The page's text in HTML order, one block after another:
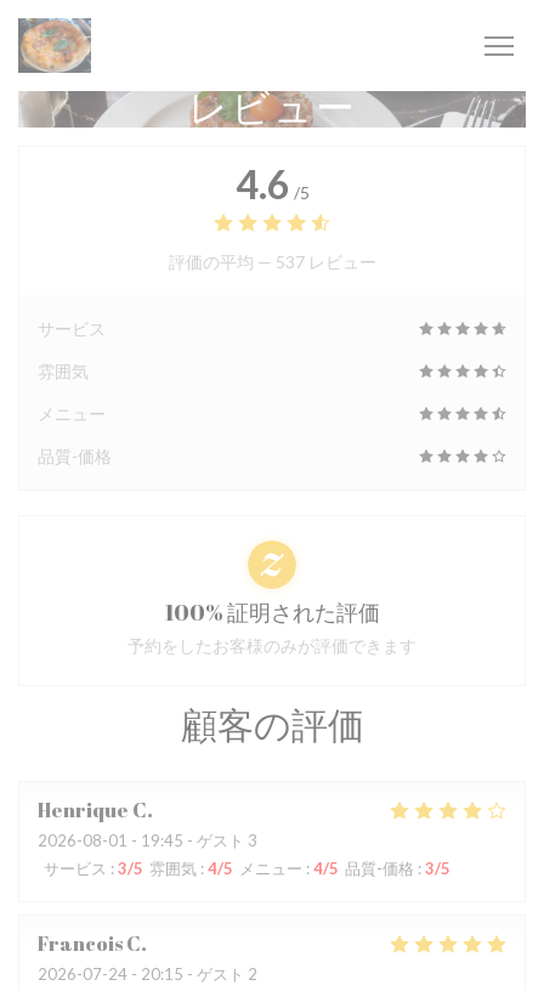
クッキー利用の管理について
レビュー
顧客の評価
Henrique C
2026-08-01 - 19:45 - ゲスト 3
サービス : 3/5 雰囲気 : 4/5 メニュー : 4/5 品質-価格 : 3/5
FrancoisC
2026-07-24 - 20:15 - ゲスト 2
4.6 /5
評価の平均 — 537 レビュー
サービス
雰囲気
メニュー
品質-価格
100% 証明された評価
予約をしたお客様のみが評価できます